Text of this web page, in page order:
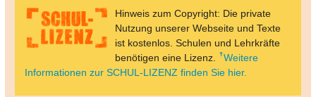
Hinweis zum Copyright: Die private
Nutzung unserer Webseite und Texte
ist kostenlos. Schulen und Lehrkräfte
benötigen eine Lizenz.
Weitere
Informationen zur SCHUL-LIZENZ finden Sie hier.